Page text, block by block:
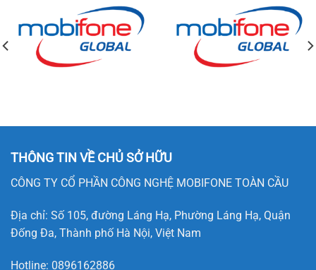
THÔNG TIN VỀ CHỦ SỞ HỮU
CÔNG TY CỔ PHẦN CÔNG NGHỆ MOBIFONE TOÀN CẦU
Địa chỉ: Số 105, đường Láng Hạ, Phường Láng Hạ, Quận
Đống Đa, Thành phố Hà Nội, Việt Nam
Hotline: 0896162886